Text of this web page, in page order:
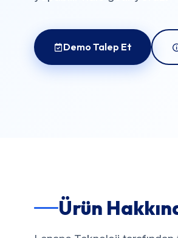
Demo Talep Et
Ürün